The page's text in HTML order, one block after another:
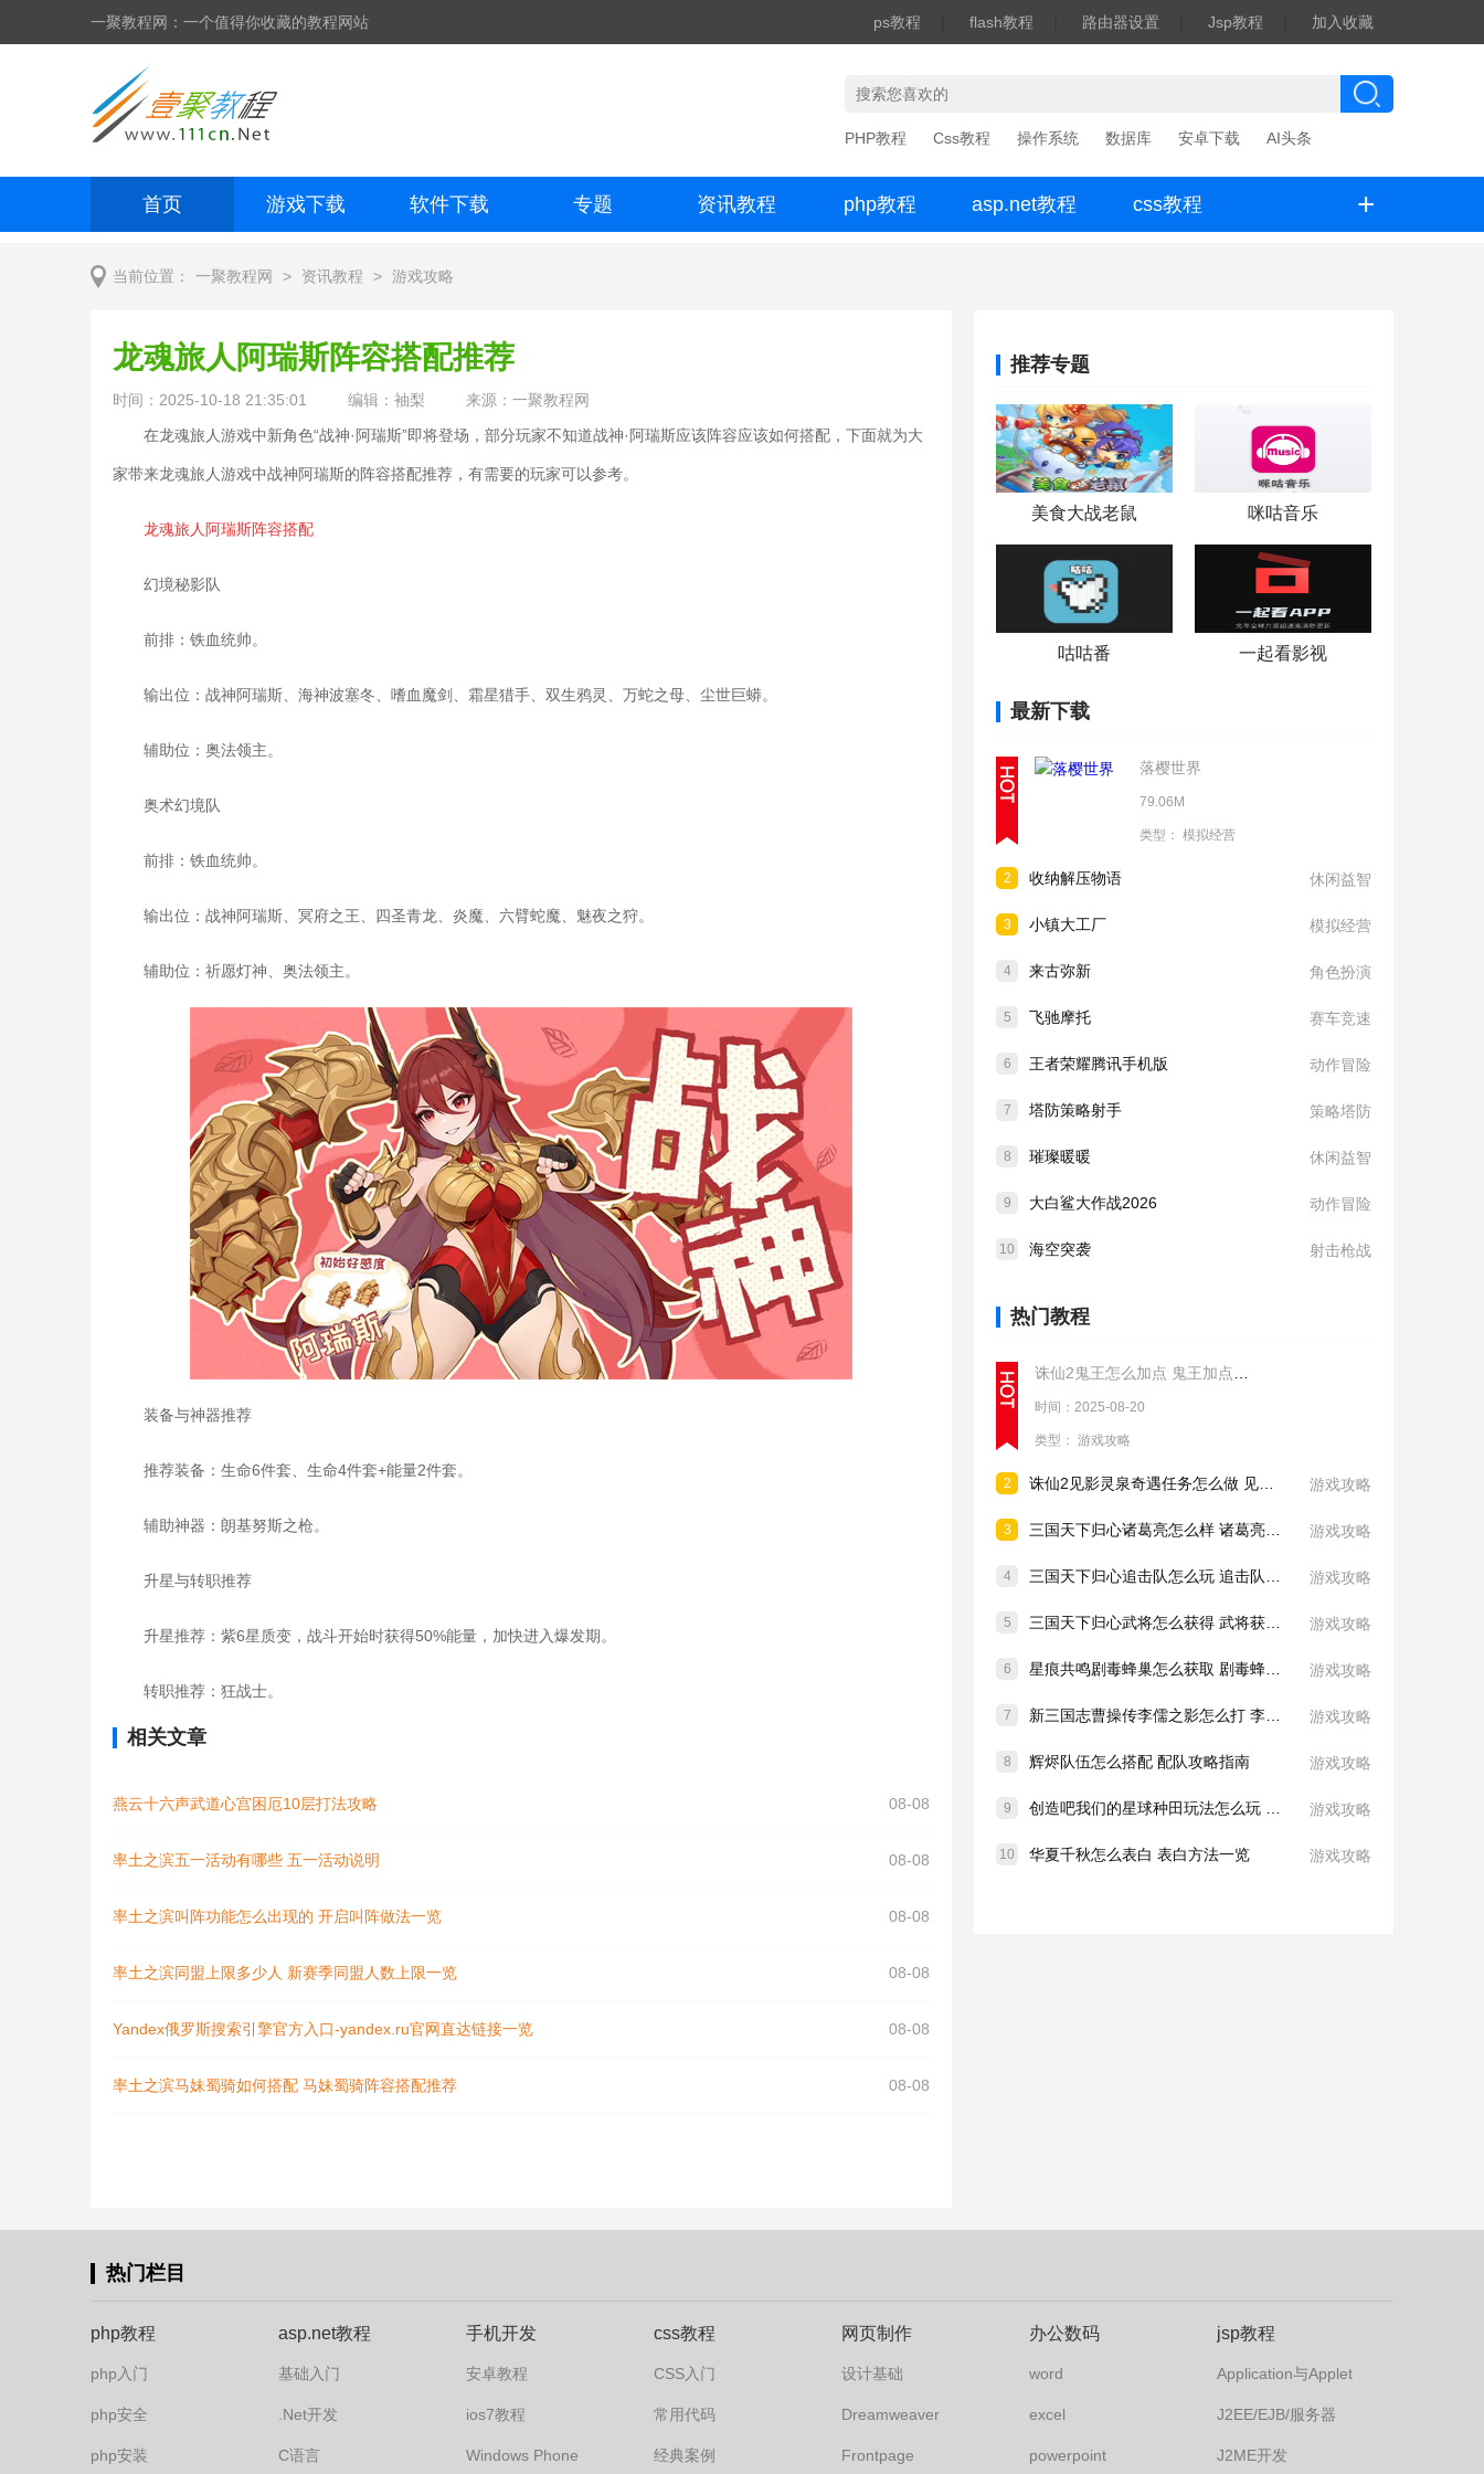
一聚教程网：一个值得你收藏的教程网站 ps教程 flash教程 路由器设置 Jsp教程 加入收藏
PHP教程 Css教程 操作系统 数据库 安卓下载 AI头条
首页 游戏下载 软件下载 专题 资讯教程 php教程 asp.net教程 css教程 +
当前位置： 一聚教程网 > 资讯教程 > 游戏攻略
推荐专题
美食大战老鼠 咪咕音乐
咕咕番 一起看影视
最新下载
落樱世界
79.06M
类型： 模拟经营
2 收纳解压物语 休闲益智
3 小镇大工厂 模拟经营
4 来古弥新 角色扮演
5 飞驰摩托 赛车竞速
6 王者荣耀腾讯手机版 动作冒险
7 塔防策略射手 策略塔防
8 璀璨暖暖 休闲益智
9 大白鲨大作战2026 动作冒险
10 海空突袭 射击枪战
热门教程
时间：2025-08-20
类型： 游戏攻略
2 游戏攻略
3 游戏攻略
4 游戏攻略
5 游戏攻略
6 游戏攻略
7 游戏攻略
8 辉烬队伍怎么搭配 配队攻略指南 游戏攻略
9 游戏攻略
10 华夏千秋怎么表白 表白方法一览 游戏攻略
龙魂旅人阿瑞斯阵容搭配推荐
时间：2025-10-18 21:35:01 编辑：袖梨
来源：一聚教程网
在龙魂旅人游戏中新角色“战神·阿瑞斯”即将登场，部分玩家不知道战神·阿瑞斯应该阵容应该如何搭配，下面就为大
家带来龙魂旅人游戏中战神阿瑞斯的阵容搭配推荐，有需要的玩家可以参考。
龙魂旅人阿瑞斯阵容搭配
幻境秘影队
前排：铁血统帅。
输出位：战神阿瑞斯、海神波塞冬、嗜血魔剑、霜星猎手、双生鸦灵、万蛇之母、尘世巨蟒。
辅助位：奥法领主。
奥术幻境队
前排：铁血统帅。
输出位：战神阿瑞斯、冥府之王、四圣青龙、炎魔、六臂蛇魔、魅夜之狩。
辅助位：祈愿灯神、奥法领主。
装备与神器推荐
推荐装备：生命6件套、生命4件套+能量2件套。
辅助神器：朗基努斯之枪。
升星与转职推荐
升星推荐：紫6星质变，战斗开始时获得50%能量，加快进入爆发期。
转职推荐：狂战士。
相关文章
燕云十六声武道心宫困厄10层打法攻略 08-08
率土之滨五一活动有哪些 五一活动说明 08-08
率土之滨叫阵功能怎么出现的 开启叫阵做法一览 08-08
率土之滨同盟上限多少人 新赛季同盟人数上限一览 08-08
Yandex俄罗斯搜索引擎官方入口-yandex.ru官网直达链接一览 08-08
率土之滨马妹蜀骑如何搭配 马妹蜀骑阵容搭配推荐 08-08
热门栏目
php教程
php入门
php安全
php安装
asp.net教程
基础入门
.Net开发
C语言
手机开发
安卓教程
ios7教程
Windows Phone
css教程
CSS入门
常用代码
经典案例
网页制作
设计基础
Dreamweaver
Frontpage
办公数码
word
excel
powerpoint
jsp教程
Application与Applet
J2EE/EJB/服务器
J2ME开发